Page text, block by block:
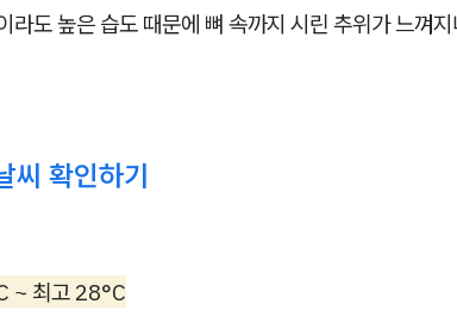
라도 높은 습도 때문에 뼈 속까지 시린 추위가 느껴
씨 확인하기
~ 최고 28°C